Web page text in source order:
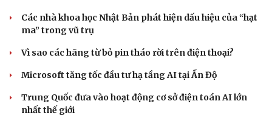
Các nhà khoa học Nhật Bản phát hiện dấu hiệu của “hạt
ma” trong vũ trụ
Vì sao các hãng từ bỏ pin tháo rời trên điện thoại?
Microsoft tăng tốc đầu tư hạ tầng AI tại Ấn Độ
Trung Quốc đưa vào hoạt động cơ sở điện toán AI lớn
nhất thế giới